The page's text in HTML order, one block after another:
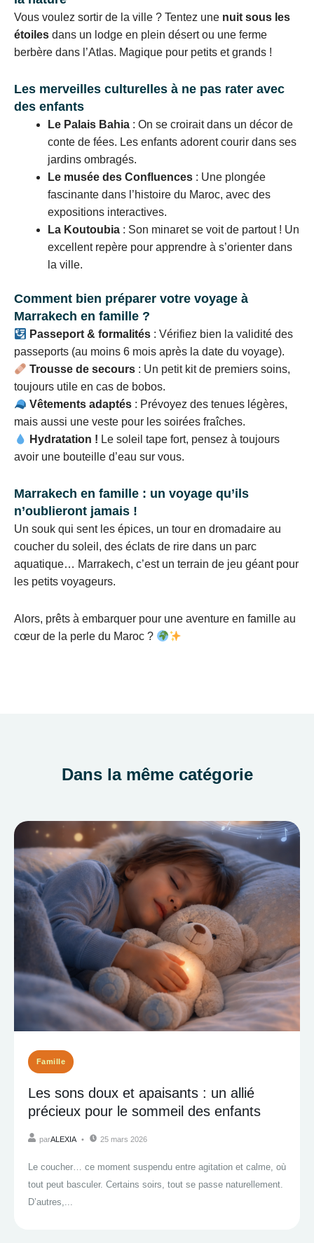
Vous voulez sortir de la ville ? Tentez une nuit sous les
étoiles dans un lodge en plein désert ou une ferme
berbère dans l’Atlas. Magique pour petits et grands !
Les merveilles culturelles à ne pas rater avec
des enfants
Le Palais Bahia : On se croirait dans un décor de
conte de fées. Les enfants adorent courir dans ses
jardins ombragés.
Le musée des Confluences : Une plongée
fascinante dans l’histoire du Maroc, avec des
expositions interactives.
La Koutoubia : Son minaret se voit de partout ! Un
excellent repère pour apprendre à s’orienter dans
la ville.
Comment bien préparer votre voyage à
Marrakech en famille ?
Passeport & formalités : Vérifiez bien la validité des
passeports (au moins 6 mois après la date du voyage).
Trousse de secours : Un petit kit de premiers soins,
toujours utile en cas de bobos.
Vêtements adaptés : Prévoyez des tenues légères,
mais aussi une veste pour les soirées fraîches.
Hydratation ! Le soleil tape fort, pensez à toujours
avoir une bouteille d’eau sur vous.
Marrakech en famille : un voyage qu’ils
n’oublieront jamais !
Un souk qui sent les épices, un tour en dromadaire au
coucher du soleil, des éclats de rire dans un parc
aquatique… Marrakech, c’est un terrain de jeu géant pour
les petits voyageurs.
Alors, prêts à embarquer pour une aventure en famille au
cœur de la perle du Maroc ?
Dans la même catégorie
Famille
Les sons doux et apaisants : un allié
précieux pour le sommeil des enfants
parALEXIA 25 mars 2026
Le coucher… ce moment suspendu entre agitation et calme, où
tout peut basculer. Certains soirs, tout se passe naturellement.
D’autres,...